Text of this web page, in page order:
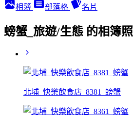
相簿 部落格 名片
螃蟹_旅遊/生態 的相簿
北埔_快樂飲食店_8381_螃蟹